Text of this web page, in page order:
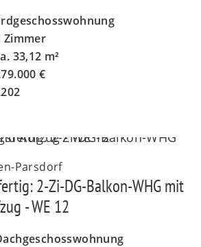
Zimmer
33,12 m²
€
Parsdorf
2-Zi-DG-Balkon-WHG mit
- WE 12